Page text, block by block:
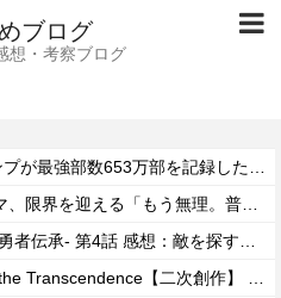
ブログ
想・考察ブログ